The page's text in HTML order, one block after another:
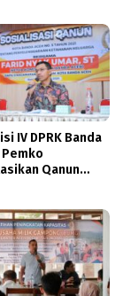
IV DPRK Banda
Qanun